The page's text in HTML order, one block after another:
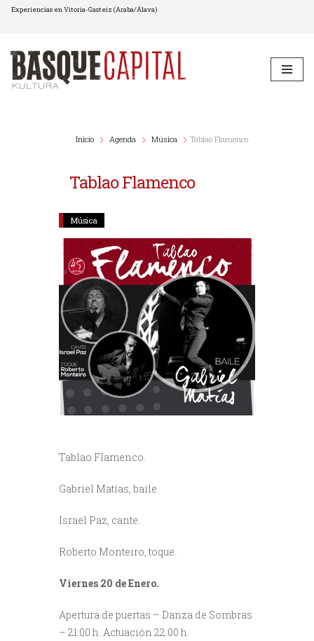
al
contenido
Experiencias en Vitoria-Gasteiz (Araba/Álava)
Inicio Agenda Música Tablao Flamenco
Tablao Flamenco
Música
Tablao Flamenco.
Gabriel Matías, baile.
Israel Paz, cante.
Roberto Monteiro, toque.
Viernes 20 de Enero.
Apertura de puertas – Danza de Sombras
– 21:00 h. Actuación 22:00 h.